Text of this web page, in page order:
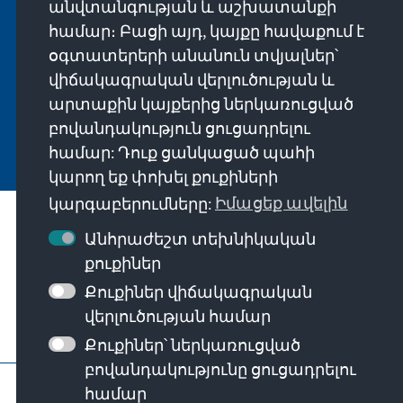
Projekte direkt von unserer Vorsitzenden
Annegret Kramp-Karrenbauer. Abonnieren Sie
jetzt unseren Newsletter und bleiben Sie immer
auf dem Laufenden.
Jetzt abonnieren
Մեր առաքելությունը
Կապի միջոցներ
Հիմնադրամի այլ առաջարկներ
Կապ կենտրոնական գրասենյակի հետ
անվտանգության և աշխատանքի
համար։ Բացի այդ, կայքը հավաքում է
օգտատերերի անանուն տվյալներ՝
վիճակագրական վերլուծության և
արտաքին կայքերից ներկառուցված
բովանդակություն ցուցադրելու
համար: Դուք ցանկացած պահի
կարող եք փոխել քուքիների
կարգաբերումները: Իմացեք ավելին
Անհրաժեշտ տեխնիկական
քուքիներ
Քուքիներ վիճակագրական
վերլուծության համար
Քուքիներ՝ ներկառուցված
բովանդակությունը ցուցադրելու
համար